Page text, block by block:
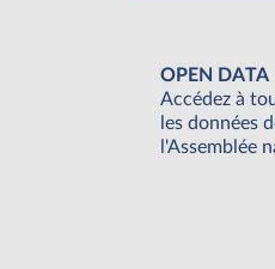
OPEN DATA
Accédez à
les données
l'Assemblée